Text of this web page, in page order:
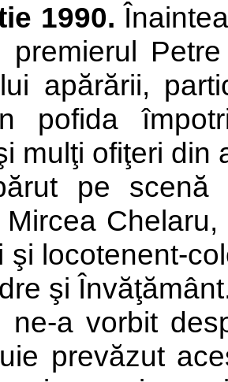
1990.
premierul
apărării,
pofida
mulţi ofiţeri din
pe
scenă
şi locotenent-
şi
ne-a vorbit
prevăzut